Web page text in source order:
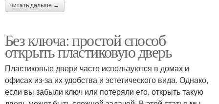
читать дальше →
Без ключа: простой способ
открыть пластиковую дверь
Пластиковые двери часто используются в домах и
офисах из-за их удобства и эстетического вида. Однако,
если вы забыли ключ или потеряли его, открыть такую